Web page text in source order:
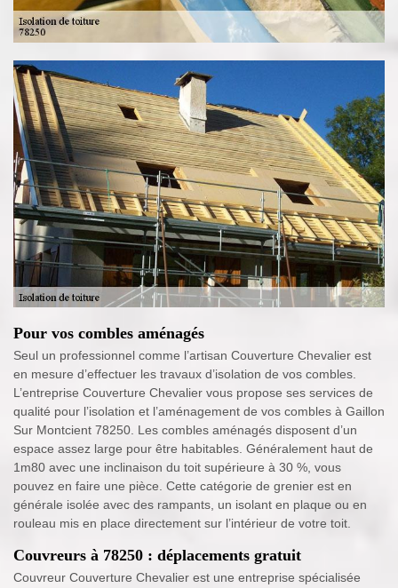
Pour vos combles aménagés
Seul un professionnel comme l’artisan Couverture Chevalier est
en mesure d’effectuer les travaux d’isolation de vos combles.
L’entreprise Couverture Chevalier vous propose ses services de
qualité pour l’isolation et l’aménagement de vos combles à Gaillon
Sur Montcient 78250. Les combles aménagés disposent d’un
espace assez large pour être habitables. Généralement haut de
1m80 avec une inclinaison du toit supérieure à 30 %, vous
pouvez en faire une pièce. Cette catégorie de grenier est en
générale isolée avec des rampants, un isolant en plaque ou en
rouleau mis en place directement sur l’intérieur de votre toit.
Couvreurs à 78250 : déplacements gratuit
Couvreur Couverture Chevalier est une entreprise spécialisée